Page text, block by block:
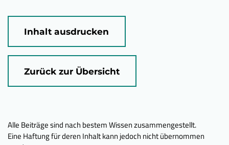
Inhalt ausdrucken
Zurück zur Übersicht
Alle Beiträge sind nach bestem Wissen zusammengestellt.
Eine Haftung für deren Inhalt kann jedoch nicht übernommen